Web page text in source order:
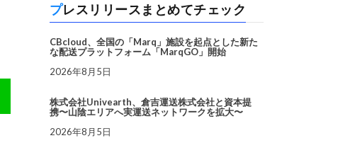
プレスリリースまとめてチェック
CBcloud、全国の「Marq」施設を起点とした新た
な配送プラットフォーム「MarqGO」開始
2026年8月5日
株式会社Univearth、倉吉運送株式会社と資本提
携〜山陰エリアへ実運送ネットワークを拡大〜
2026年8月5日